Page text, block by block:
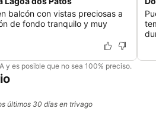
balcón con vistas preciosas a
de fondo tranquilo y muy
y es posible que no sea 100% preciso.
últimos 30 días en trivago